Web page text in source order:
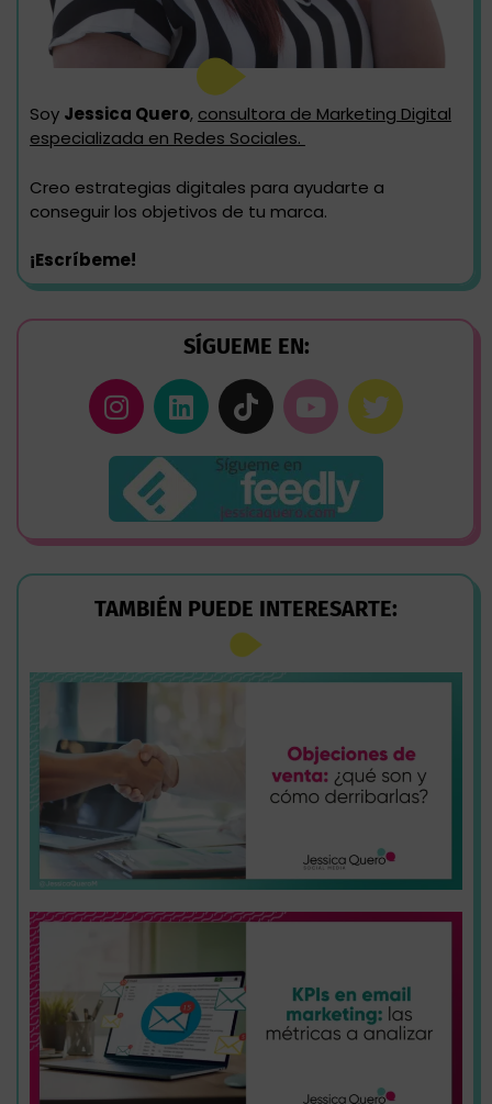
Soy Jessica Quero, consultora de Marketing Digital
especializada en Redes Sociales.
Creo estrategias digitales para ayudarte a
conseguir los objetivos de tu marca.
¡Escríbeme!
SÍGUEME EN:
TAMBIÉN PUEDE INTERESARTE: